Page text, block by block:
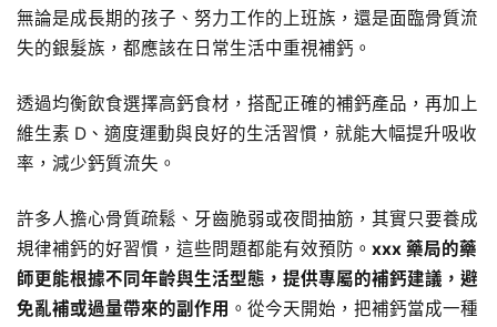
無論是成長期的孩子、努力工作的上班族，還是面臨骨質流
失的銀髮族，都應該在日常生活中重視補鈣。
透過均衡飲食選擇高鈣食材，搭配正確的補鈣產品，再加上
維生素 D、適度運動與良好的生活習慣，就能大幅提升吸收
率，減少鈣質流失。
許多人擔心骨質疏鬆、牙齒脆弱或夜間抽筋，其實只要養成
規律補鈣的好習慣，這些問題都能有效預防。 xxx 藥局的藥
師更能根據不同年齡與生活型態，提供專屬的補鈣建議，避
免亂補或過量帶來的副作用 。從今天開始，把補鈣當成一種